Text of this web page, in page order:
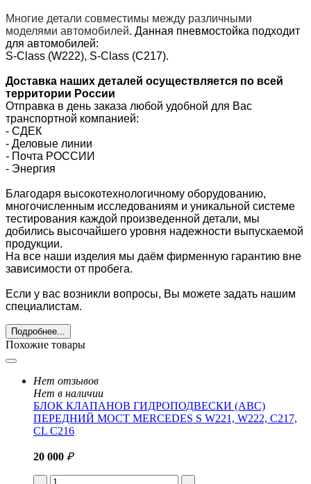
Многие детали совместимы между различными
моделями автомобилей. Данная пневмостойка подходит
для автомобилей:
S-Class (W222), S-Class (C217).
Доставка наших деталей осуществляется по всей
территории России
Отправка в день заказа любой удобной для Вас
транспортной компанией:
- СДЕК
- Деловые линии
- Почта РОССИИ
- Энергия
Благодаря высокотехнологичному оборудованию,
многочисленным исследованиям и уникальной системе
тестирования каждой произведенной детали, мы
добились высочайшего уровня надежности выпускаемой
продукции.
На все наши изделия мы даём фирменную гарантию вне
зависимости от пробега.
Если у вас возникли вопросы, Вы можете задать нашим
специалистам.
Подробнее...
Похожие товары
Нет отзывов
Нет в наличии
БЛОК КЛАПАНОВ ГИДРОПОДВЕСКИ (ABC)
ПЕРЕДНИЙ МОСТ MERCEDES S W221, W222, C217,
CL C216
20 000 ₽